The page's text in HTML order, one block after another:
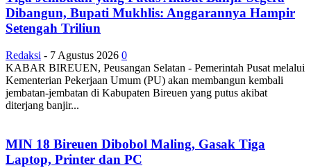
Dibangun, Bupati Mukhlis: Anggarannya Hampir
Setengah Triliun
Redaksi - 7 Agustus 2026 0
KABAR BIREUEN, Peusangan Selatan - Pemerintah Pusat melalui
Kementerian Pekerjaan Umum (PU) akan membangun kembali
jembatan-jembatan di Kabupaten Bireuen yang putus akibat
diterjang banjir...
MIN 18 Bireuen Dibobol Maling, Gasak Tiga
Laptop, Printer dan PC